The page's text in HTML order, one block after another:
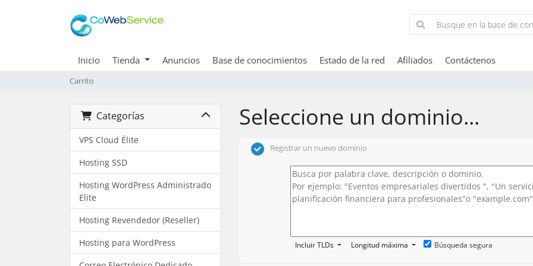
Inicio Tienda Anuncios Base de conocimientos Estado de la red Afiliados Contáctenos
Carrito
Categorías
VPS Cloud Élite
Hosting SSD
Hosting WordPress Administrado
Elite
Hosting Revendedor (Reseller)
Hosting para WordPress
Seleccione un dominio...
Registrar un nuevo dominio
Incluir TLDs Longitud máxima Búsqueda segura